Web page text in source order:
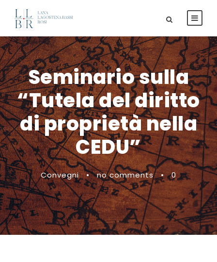
Seminario sulla
“Tutela del diritto
di proprietà nella
CEDU”
Convegni • no comments • 0